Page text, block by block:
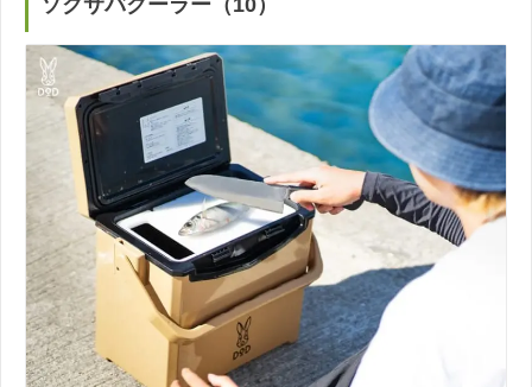
ソクサバクーラー（10）